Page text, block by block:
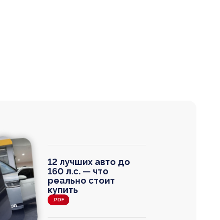
12 лучших авто до
160 л.с. — что
реально стоит
купить
.PDF